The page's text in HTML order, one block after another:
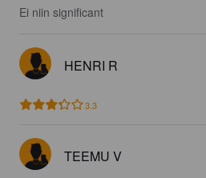
Ei niin significant
HENRI R
3.3
TEEMU V